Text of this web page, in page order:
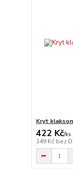
Kryt
422 Kč/ks
349 Kč bez